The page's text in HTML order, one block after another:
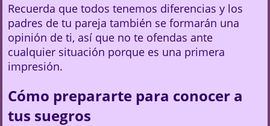
Recuerda que todos tenemos diferencias y los
padres de tu pareja también se formarán una
opinión de ti, así que no te ofendas ante
cualquier situación porque es una primera
impresión.
Cómo prepararte para conocer a
tus suegros